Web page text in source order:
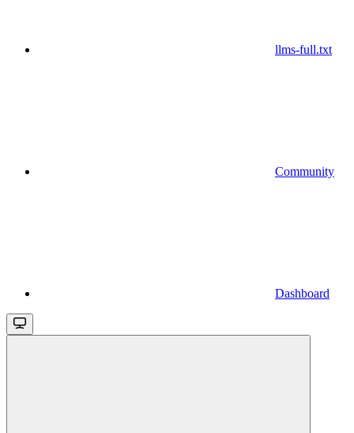
llms-full.txt
Community
Dashboard